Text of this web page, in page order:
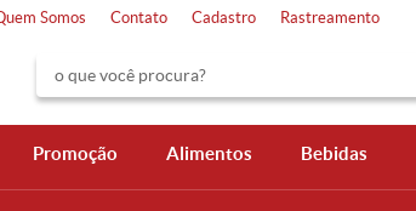
Somos Contato Cadastro Rastreamento
Promoção Alimentos Bebidas